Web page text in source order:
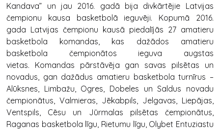
Kandava” un jau 2016. gadā bija divkārtējie Latvijas
čempionu kausa basketbolā ieguvēji. Kopumā 2016.
gada Latvijas čempionu kausā piedalījās 27 amatieru
basketbola komandas, kas dažādos amatieru
basketbola čempionātos ieguva augstas
vietas. Komandas pārstāvēja gan savas pilsētas un
novadus, gan dažādus amatieru basketbola turnīrus –
Alūksnes, Limbažu, Ogres, Dobeles un Saldus novadu
čempionātus, Valmieras, Jēkabpils, Jelgavas, Liepājas,
Ventspils, Cēsu un Jūrmalas pilsētas čempionātus,
Raganas basketbola līgu, Rietumu līgu, Olybet Entuziastu